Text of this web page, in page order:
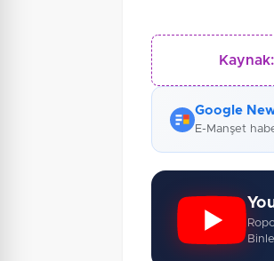
Kaynak:
Google
E-Manşet